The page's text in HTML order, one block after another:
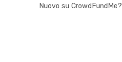
Nuovo su CrowdFundMe?